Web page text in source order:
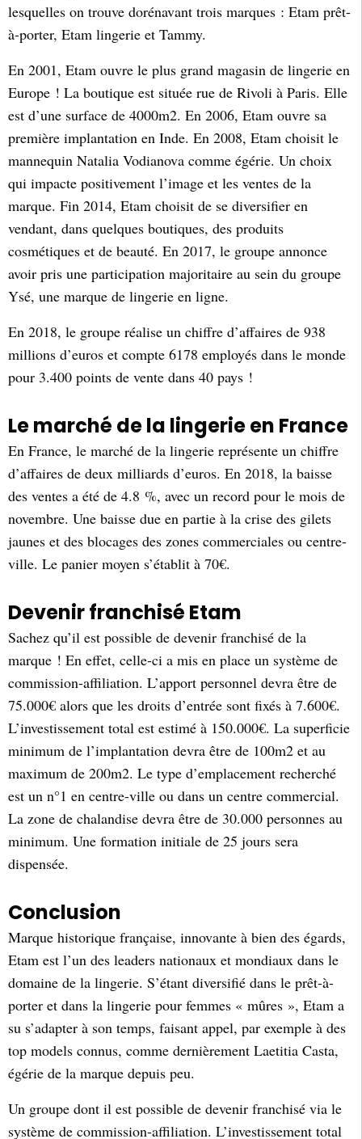
lesquelles on trouve dorénavant trois marques : Etam prêt-
à-porter, Etam lingerie et Tammy.
En 2001, Etam ouvre le plus grand magasin de lingerie en
Europe ! La boutique est située rue de Rivoli à Paris. Elle
est d’une surface de 4000m2. En 2006, Etam ouvre sa
première implantation en Inde. En 2008, Etam choisit le
mannequin Natalia Vodianova comme égérie. Un choix
qui impacte positivement l’image et les ventes de la
marque. Fin 2014, Etam choisit de se diversifier en
vendant, dans quelques boutiques, des produits
cosmétiques et de beauté. En 2017, le groupe annonce
avoir pris une participation majoritaire au sein du groupe
Ysé, une marque de lingerie en ligne.
En 2018, le groupe réalise un chiffre d’affaires de 938
millions d’euros et compte 6178 employés dans le monde
pour 3.400 points de vente dans 40 pays !
Le marché de la lingerie en France
En France, le marché de la lingerie représente un chiffre
d’affaires de deux milliards d’euros. En 2018, la baisse
des ventes a été de 4.8 %, avec un record pour le mois de
novembre. Une baisse due en partie à la crise des gilets
jaunes et des blocages des zones commerciales ou centre-
ville. Le panier moyen s’établit à 70€.
Devenir franchisé Etam
Sachez qu’il est possible de devenir franchisé de la
marque ! En effet, celle-ci a mis en place un système de
commission-affiliation. L’apport personnel devra être de
75.000€ alors que les droits d’entrée sont fixés à 7.600€.
L’investissement total est estimé à 150.000€. La superficie
minimum de l’implantation devra être de 100m2 et au
maximum de 200m2. Le type d’emplacement recherché
est un n°1 en centre-ville ou dans un centre commercial.
La zone de chalandise devra être de 30.000 personnes au
minimum. Une formation initiale de 25 jours sera
dispensée.
Conclusion
Marque historique française, innovante à bien des égards,
Etam est l’un des leaders nationaux et mondiaux dans le
domaine de la lingerie. S’étant diversifié dans le prêt-à-
porter et dans la lingerie pour femmes « mûres », Etam a
su s’adapter à son temps, faisant appel, par exemple à des
top models connus, comme dernièrement Laetitia Casta,
égérie de la marque depuis peu.
Un groupe dont il est possible de devenir franchisé via le
système de commission-affiliation. L’investissement total